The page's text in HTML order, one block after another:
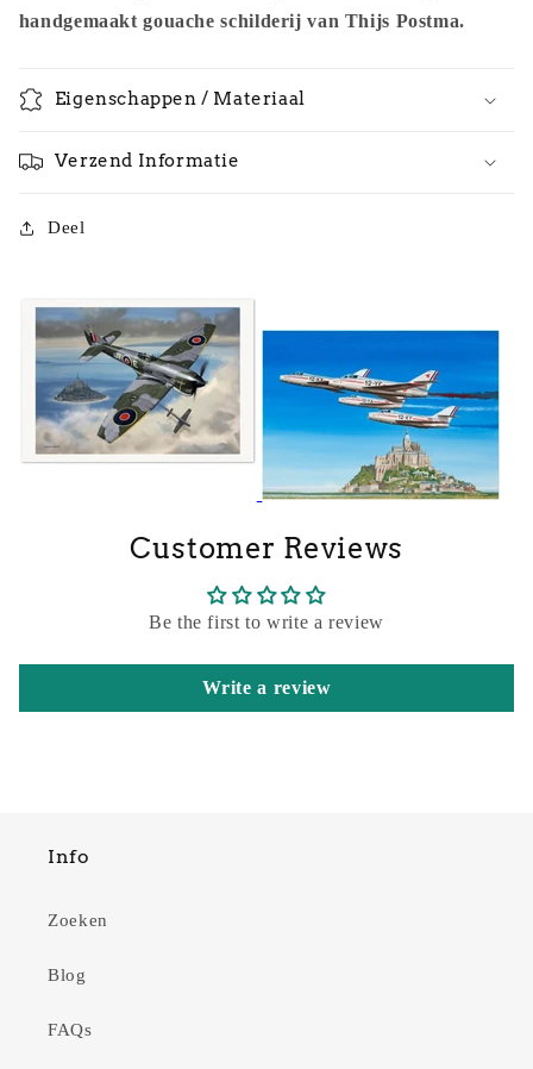
handgemaakt gouache schilderij van Thijs Postma.
Eigenschappen / Materiaal
Verzend Informatie
Deel
Customer Reviews
Be the first to write a review
Write a review
Info
Zoeken
Blog
FAQs